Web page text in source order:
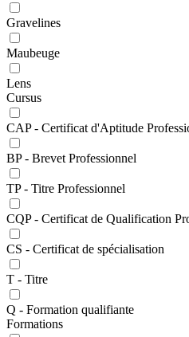
Gravelines
Maubeuge
Lens
Cursus
CAP - Certificat d'Aptitude
BP - Brevet Professionnel
TP - Titre Professionnel
CQP - Certificat de Qualification
CS - Certificat de spécialisation
T - Titre
Q - Formation qualifiante
Formations